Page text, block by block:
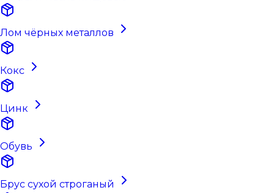
Лом чёрных металлов
Кокс
Цинк
Обувь
Брус сухой строганый